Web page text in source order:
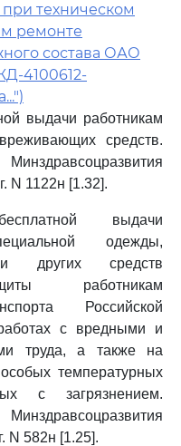
техническом
ремонте
состава ОАО
4100612-
выдачи работникам
средств.
N 1122н [1.32].
выдачи
одежды,
других средств
работникам
Российской
с вредными и
труда, а также на
температурных
с загрязнением.
N 582н [1.25].